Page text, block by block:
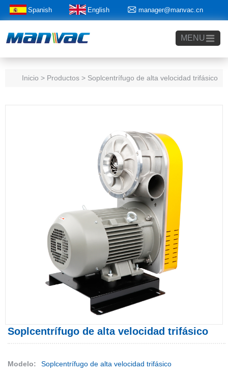
Spanish English manager@manvac.cn
+86-15014788350
MENU
Inicio > Productos > Soplcentrífugo de alta velocidad trifásico
Soplcentrífugo de alta velocidad trifásico
Modelo: Soplcentrífugo de alta velocidad trifásico